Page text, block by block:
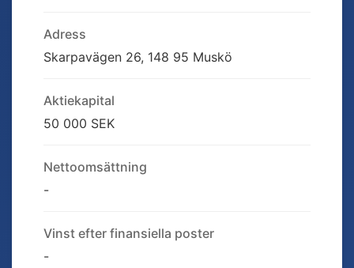
Adress
Skarpavägen 26, 148 95 Muskö
Aktiekapital
50 000 SEK
Nettoomsättning
-
Vinst efter finansiella poster
-